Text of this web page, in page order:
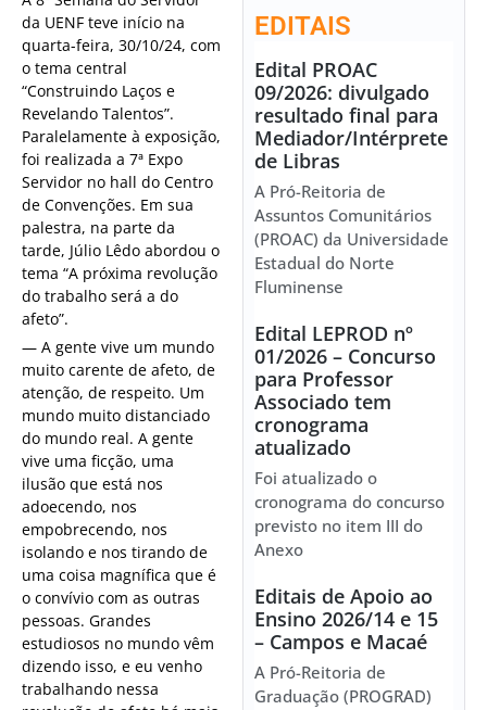
da UENF teve início na
quarta-feira, 30/10/24, com
o tema central
“Construindo Laços e
Revelando Talentos”.
Paralelamente à exposição,
foi realizada a 7ª Expo
Servidor no hall do Centro
de Convenções. Em sua
palestra, na parte da
tarde, Júlio Lêdo abordou o
tema “A próxima revolução
do trabalho será a do
afeto”.
— A gente vive um mundo
muito carente de afeto, de
atenção, de respeito. Um
mundo muito distanciado
do mundo real. A gente
vive uma ficção, uma
ilusão que está nos
adoecendo, nos
empobrecendo, nos
isolando e nos tirando de
uma coisa magnífica que é
o convívio com as outras
pessoas. Grandes
estudiosos no mundo vêm
dizendo isso, e eu venho
trabalhando nessa
EDITAIS
Edital PROAC
09/2026: divulgado
resultado final para
Mediador/Intérprete
de Libras
A Pró-Reitoria de
Assuntos Comunitários
(PROAC) da Universidade
Estadual do Norte
Fluminense
Edital LEPROD nº
01/2026 – Concurso
para Professor
Associado tem
cronograma
atualizado
Foi atualizado o
cronograma do concurso
previsto no item III do
Anexo
Editais de Apoio ao
Ensino 2026/14 e 15
– Campos e Macaé
A Pró-Reitoria de
Graduação (PROGRAD)